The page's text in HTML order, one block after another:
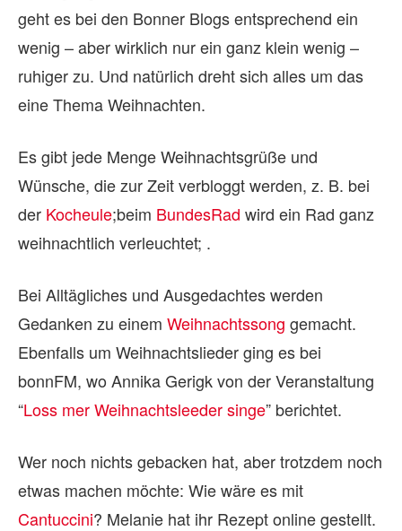
geht es bei den Bonner Blogs entsprechend ein
wenig – aber wirklich nur ein ganz klein wenig –
ruhiger zu. Und natürlich dreht sich alles um das
eine Thema Weihnachten.
Es gibt jede Menge Weihnachtsgrüße und
Wünsche, die zur Zeit verbloggt werden, z. B. bei
der Kocheule;beim BundesRad wird ein Rad ganz
weihnachtlich verleuchtet; .
Bei Alltägliches und Ausgedachtes werden
Gedanken zu einem Weihnachtssong gemacht.
Ebenfalls um Weihnachtslieder ging es bei
bonnFM, wo Annika Gerigk von der Veranstaltung
“Loss mer Weihnachtsleeder singe” berichtet.
Wer noch nichts gebacken hat, aber trotzdem noch
etwas machen möchte: Wie wäre es mit
Cantuccini? Melanie hat ihr Rezept online gestellt.